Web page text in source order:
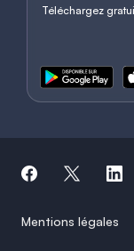
Téléchargez
Mentions légales